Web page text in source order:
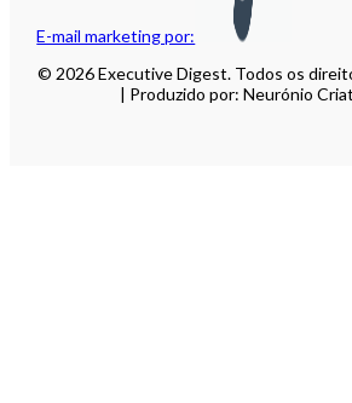
E-mail marketing por:
© 2026 Executive Digest. Todos os
| Produzido por: Neurónio